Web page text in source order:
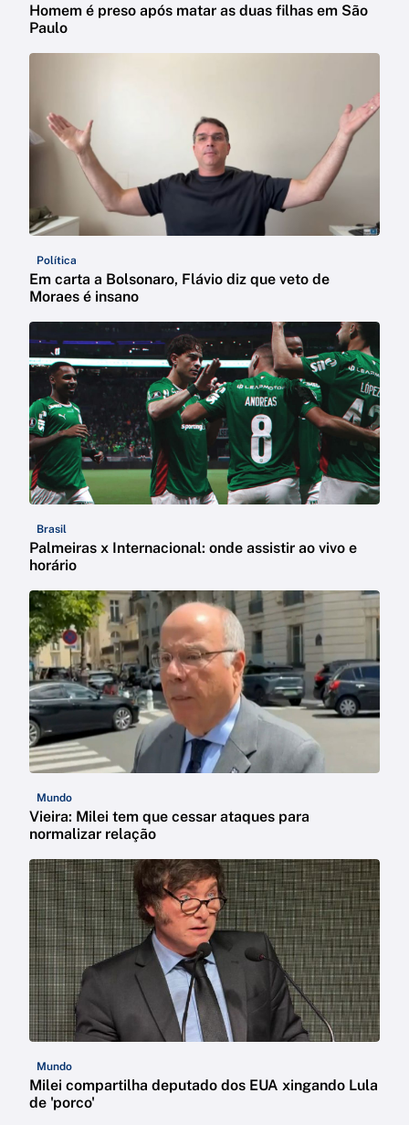
Homem é preso após matar as duas filhas em São
Paulo
Política
Em carta a Bolsonaro, Flávio diz que veto de
Moraes é insano
Brasil
Palmeiras x Internacional: onde assistir ao vivo e
horário
Mundo
Vieira: Milei tem que cessar ataques para
normalizar relação
Mundo
Milei compartilha deputado dos EUA xingando Lula
de 'porco'